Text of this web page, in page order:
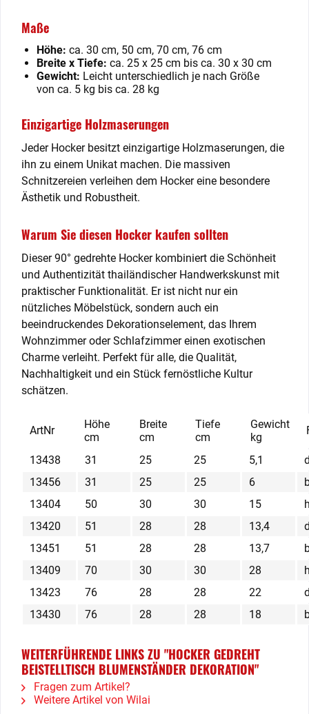
Maße
Höhe: ca. 30 cm, 50 cm, 70 cm, 76 cm
Breite x Tiefe: ca. 25 x 25 cm bis ca. 30 x 30 cm
Gewicht: Leicht unterschiedlich je nach Größe
von ca. 5 kg bis ca. 28 kg
Einzigartige Holzmaserungen
Jeder Hocker besitzt einzigartige Holzmaserungen, die
ihn zu einem Unikat machen. Die massiven
Schnitzereien verleihen dem Hocker eine besondere
Ästhetik und Robustheit.
Warum Sie diesen Hocker kaufen sollten
Dieser 90° gedrehte Hocker kombiniert die Schönheit
und Authentizität thailändischer Handwerkskunst mit
praktischer Funktionalität. Er ist nicht nur ein
nützliches Möbelstück, sondern auch ein
beeindruckendes Dekorationselement, das Ihrem
Wohnzimmer oder Schlafzimmer einen exotischen
Charme verleiht. Perfekt für alle, die Qualität,
Nachhaltigkeit und ein Stück fernöstliche Kultur
schätzen.
ArtNr
Höhe
cm
Breite
cm
Tiefe
cm
Gewicht
kg
13438 31 25 25 5,1
13456
31 25 25 6
13404
50 30 30 15
13420
51 28 28 13,4
13451
51 28 28 13,7
13409
70 30 30 28
13423
76 28 28 22
13430
76 28 28 18
WEITERFÜHRENDE LINKS ZU "HOCKER GEDREHT
BEISTELLTISCH BLUMENSTÄNDER DEKORATION"
Fragen zum Artikel?
Weitere Artikel von Wilai